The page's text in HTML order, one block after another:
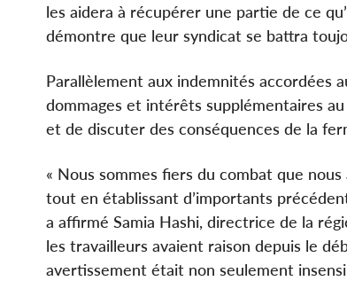
les aidera à récupérer une partie de ce
démontre que leur syndicat se battra
Parallèlement aux indemnités accordées
dommages et intérêts supplémentaires
et de discuter des conséquences de la
« Nous sommes fiers du combat que
tout en établissant d’importants
a affirmé Samia Hashi, directrice de la
les travailleurs avaient raison depuis le
avertissement était non seulement